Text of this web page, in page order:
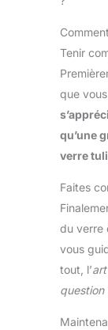
Tenir
que
qu’une
verre
Faites
du verre
vous
tout, l’
question